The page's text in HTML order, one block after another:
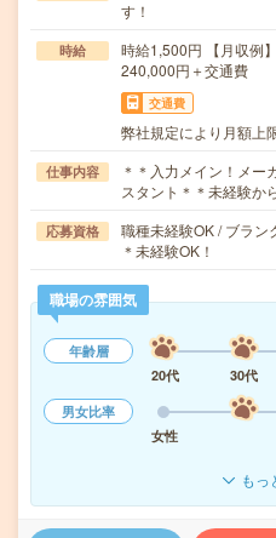
す！
時給
時給1,500円 【月収例
240,000円＋交通費
交通費
弊社規定により月額上
仕事内容
＊＊入力メイン！メー
スタント＊＊未経験
応募資格
職種未経験OK / ブラン
＊未経験OK！
職場の雰囲気
年齢層
20代
30代
男女比率
女性
もっ